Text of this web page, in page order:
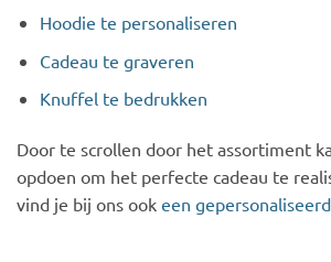
Hoodie te personaliseren
Cadeau te graveren
Knuffel te bedrukken
Door te scrollen door het assortiment
opdoen om het perfecte cadeau te
vind je bij ons ook een